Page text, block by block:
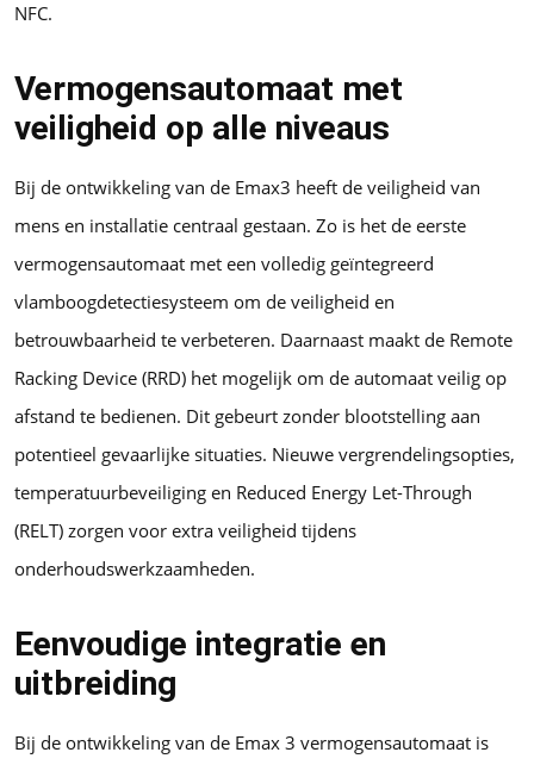
NFC.
Vermogensautomaat met
veiligheid op alle niveaus
Bij de ontwikkeling van de Emax3 heeft de veiligheid van
mens en installatie centraal gestaan. Zo is het de eerste
vermogensautomaat met een volledig geïntegreerd
vlamboogdetectiesysteem om de veiligheid en
betrouwbaarheid te verbeteren. Daarnaast maakt de Remote
Racking Device (RRD) het mogelijk om de automaat veilig op
afstand te bedienen. Dit gebeurt zonder blootstelling aan
potentieel gevaarlijke situaties. Nieuwe vergrendelingsopties,
temperatuurbeveiliging en Reduced Energy Let-Through
(RELT) zorgen voor extra veiligheid tijdens
onderhoudswerkzaamheden.
Eenvoudige integratie en
uitbreiding
Bij de ontwikkeling van de Emax 3 vermogensautomaat is